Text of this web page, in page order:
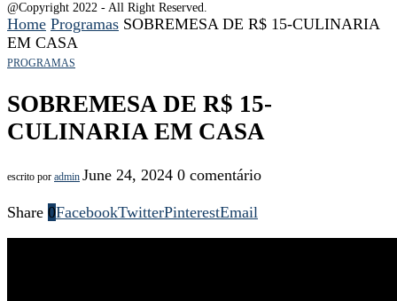
@Copyright 2022 - All Right Reserved.
Home Programas SOBREMESA DE R$ 15-CULINARIA
EM CASA
PROGRAMAS
SOBREMESA DE R$ 15-
CULINARIA EM CASA
escrito por admin June 24, 2024 0 comentário
Share 0FacebookTwitterPinterestEmail